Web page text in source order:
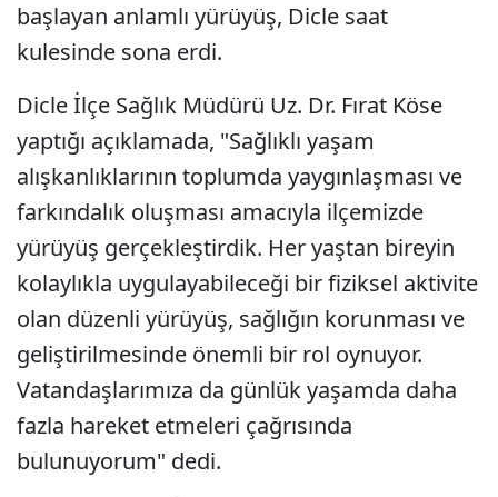
başlayan anlamlı yürüyüş, Dicle saat
kulesinde sona erdi.
Dicle İlçe Sağlık Müdürü Uz. Dr. Fırat Köse
yaptığı açıklamada, "Sağlıklı yaşam
alışkanlıklarının toplumda yaygınlaşması ve
farkındalık oluşması amacıyla ilçemizde
yürüyüş gerçekleştirdik. Her yaştan bireyin
kolaylıkla uygulayabileceği bir fiziksel aktivite
olan düzenli yürüyüş, sağlığın korunması ve
geliştirilmesinde önemli bir rol oynuyor.
Vatandaşlarımıza da günlük yaşamda daha
fazla hareket etmeleri çağrısında
bulunuyorum" dedi.